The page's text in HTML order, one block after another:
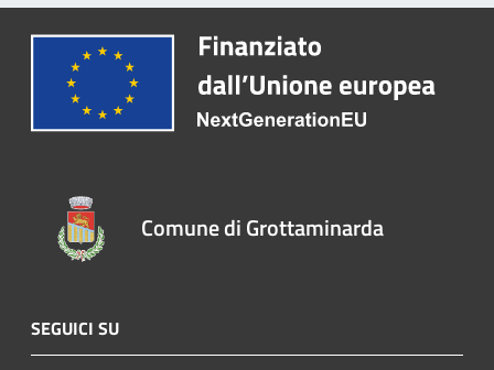
Comune di Grottaminarda
SEGUICI SU